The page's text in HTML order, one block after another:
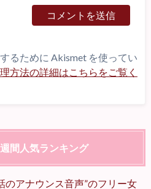
るために Akismet を使ってい
方法の詳細はこちらをご覧く
間人気ランキング
のアナウンス音声”のフリー女